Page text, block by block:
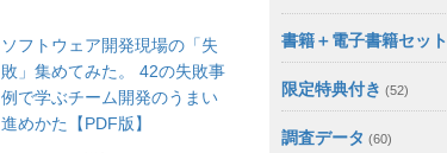
ソフトウェア開発現場の「失
敗」集めてみた。 42の失敗事
例で学ぶチーム開発のうまい
進めかた【PDF版】
書籍＋電子書籍セット
限定特典付き (52)
調査データ (60)